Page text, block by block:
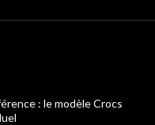
: le modèle Crocs